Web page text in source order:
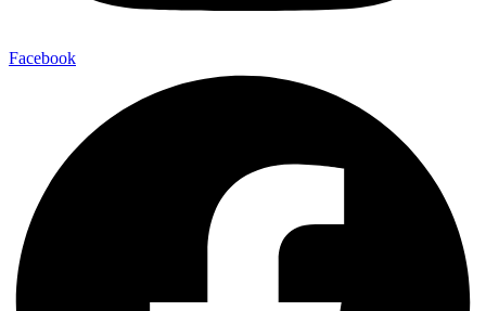
Facebook